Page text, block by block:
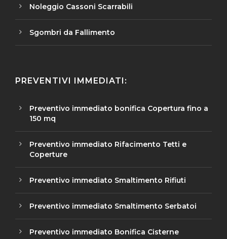
Noleggio Cassoni Scarrabili
Sgombri da Fallimento
PREVENTIVI IMMEDIATI:
Preventivo immediato bonifica Copertura fino a
150 mq
Preventivo immediato Rifacimento Tetti e
Coperture
Preventivo immediato Smaltimento Rifiuti
Preventivo immediato Smaltimento Serbatoi
Preventivo immediato Bonifica Cisterne